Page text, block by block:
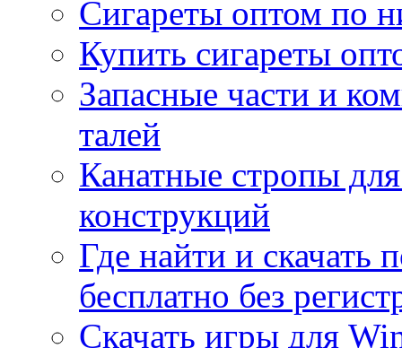
Сигареты оптом по
Купить сигареты
Запасные части и
талей
Канатные стропы
конструкций
Где найти и
бесплатно без
Скачать игры для